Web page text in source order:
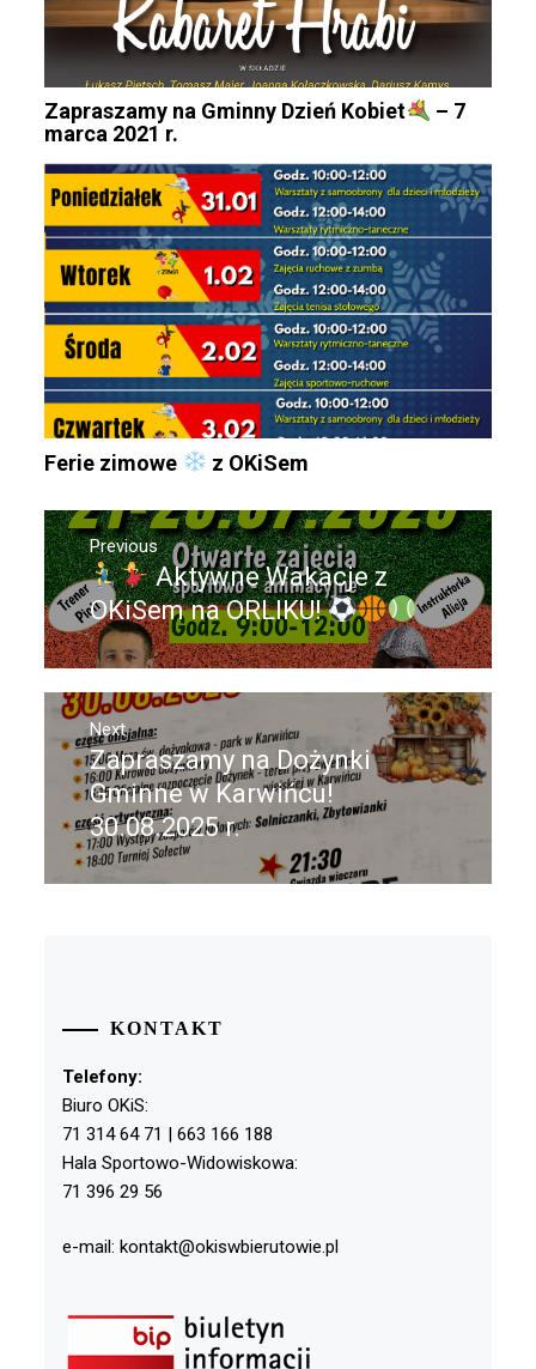
Zapraszamy na Gminny Dzień Kobiet
– 7
marca 2021 r.
Ferie zimowe z OKiSem
Nawigacja
wpisuPrevious
Previous
post:
Aktywne Wakacje z
OKiSem na ORLIKU!
Next
Next
post:
Zapraszamy na Dożynki
Gminne w Karwińcu!
30.08.2025 r.
KONTAKT
Telefony:
Biuro OKiS:
71 314 64 71 | 663 166 188
Hala Sportowo-Widowiskowa:
71 396 29 56
e-mail: kontakt@okiswbierutowie.pl